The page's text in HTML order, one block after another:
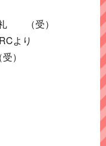
（受）
より
）